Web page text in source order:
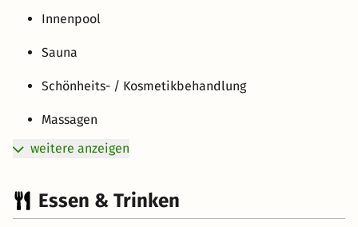
Innenpool
Sauna
Schönheits- / Kosmetikbehandlung
Massagen
weitere anzeigen
Essen & Trinken